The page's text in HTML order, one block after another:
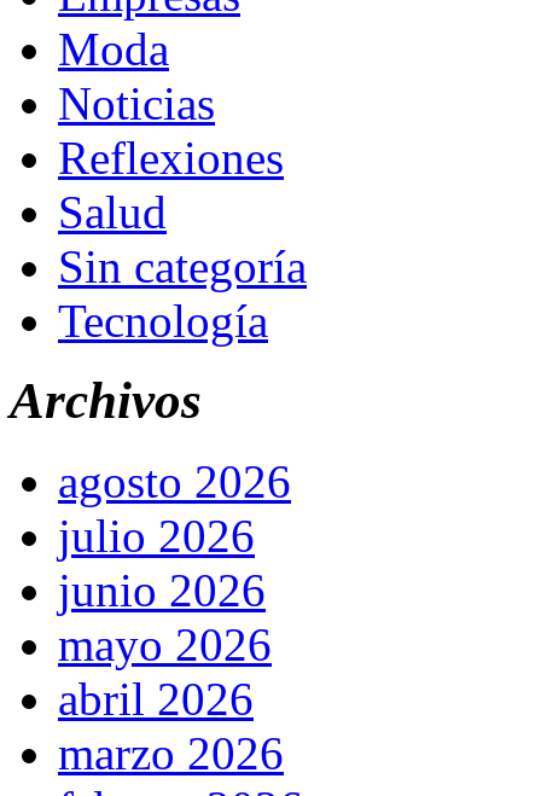
Moda
Noticias
Reflexiones
Salud
Sin categoría
Tecnología
Archivos
agosto 2026
julio 2026
junio 2026
mayo 2026
abril 2026
marzo 2026